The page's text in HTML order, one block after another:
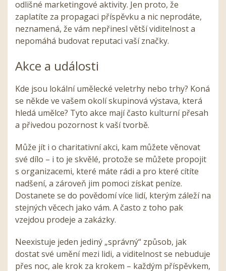
odlišné marketingové aktivity. Jen proto, že
zaplatíte za propagaci příspěvku a nic neprodáte,
neznamená, že vám nepřinesl větší viditelnost a
nepomáhá budovat reputaci vaší značky.
Akce a události
Kde jsou lokální umělecké veletrhy nebo trhy? Koná
se někde ve vašem okolí skupinová výstava, která
hledá umělce? Tyto akce mají často kulturní přesah
a přivedou pozornost k vaší tvorbě.
Může jít i o charitativní akci, kam můžete věnovat
své dílo – i to je skvělé, protože se můžete propojit
s organizacemi, které máte rádi a pro které cítíte
nadšení, a zároveň jim pomoci získat peníze.
Dostanete se do povědomí více lidí, kterým záleží na
stejných věcech jako vám. A často z toho pak
vzejdou prodeje a zakázky.
Neexistuje jeden jediný „správný“ způsob, jak
dostat své umění mezi lidi, a viditelnost se nebuduje
přes noc, ale krok za krokem – každým příspěvkem,